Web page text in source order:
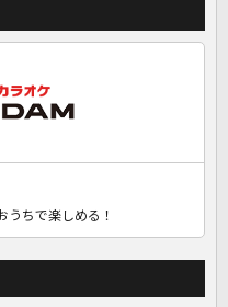
うちで楽しめる！